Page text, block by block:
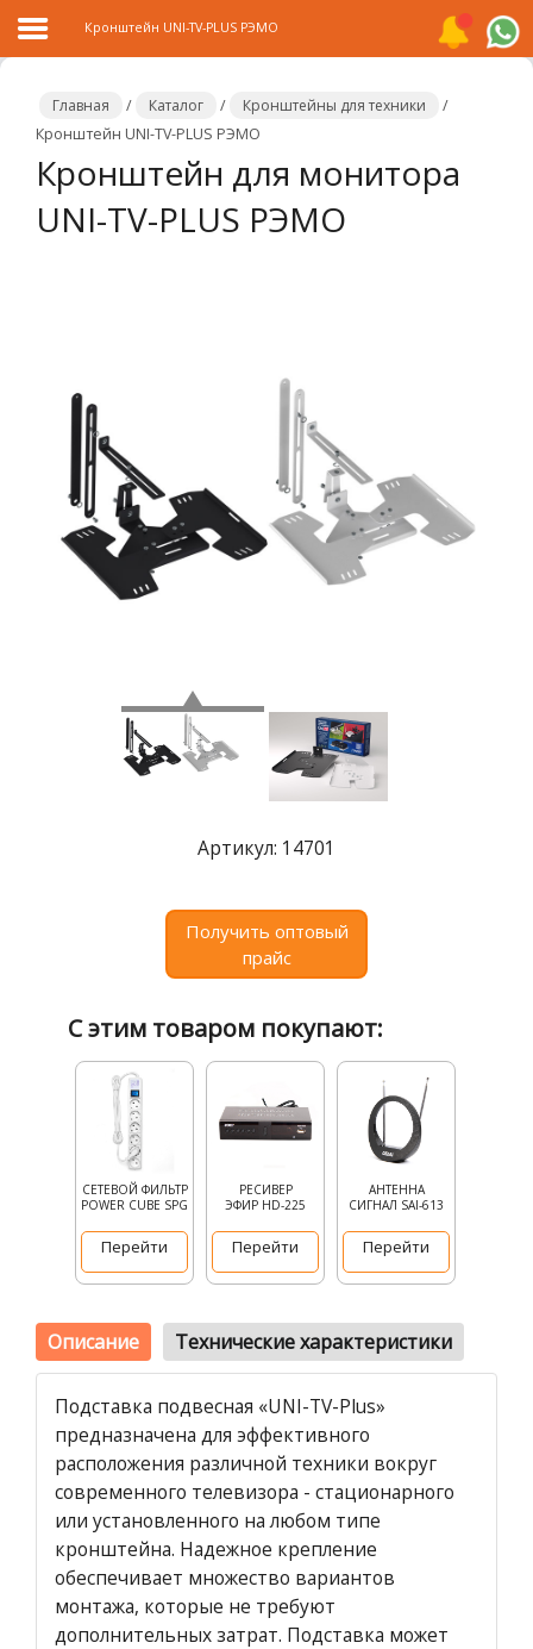
Главная
Каталог
Контакты
Сотрудничество
Новости
Сертификаты
news@signalelectronics.ru
Кронштейн UNI-TV-PLUS РЭМО
Главная / Каталог / Кронштейны для техники
/
Кронштейн UNI-TV-PLUS РЭМО
Кронштейн для монитора
UNI-TV-PLUS РЭМО
Артикул: 14701
Получить оптовый
прайс
С этим товаром покупают:
СЕТЕВОЙ ФИЛЬТР
POWER CUBE SPG
Перейти
РЕСИВЕР
ЭФИР HD-225
Перейти
АНТЕННА
СИГНАЛ SAI-613
Перейти
Описание Технические характеристики
Подставка подвесная «UNI-TV-Plus»
предназначена для эффективного
расположения различной техники вокруг
современного телевизора - стационарного
или установленного на любом типе
кронштейна. Надежное крепление
обеспечивает множество вариантов
монтажа, которые не требуют
дополнительных затрат. Подставка может